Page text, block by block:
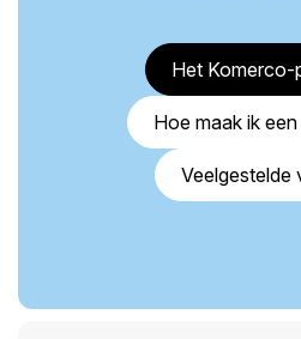
Het Komerco-
Hoe maak ik
Veelgestelde